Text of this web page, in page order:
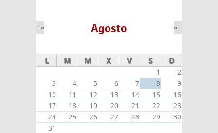
Agosto
« »
L M M X V S D
1
2
3
4 5 6 7 8
9
10
11 12 13 14 15
16
17
18 19 20 21 22
23
24
25 26 27 28 29
30
31